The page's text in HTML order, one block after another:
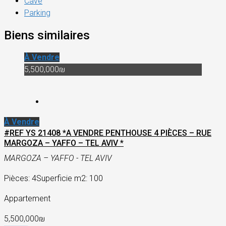
Parking
Biens similaires
À Vendre
5,500,000₪
À Vendre
#REF YS 21408 *A VENDRE PENTHOUSE 4 PIÈCES – RUE
MARGOZA – YAFFO – TEL AVIV *
MARGOZA – YAFFO - TEL AVIV
Pièces: 4Superficie m2: 100
Appartement
5,500,000₪